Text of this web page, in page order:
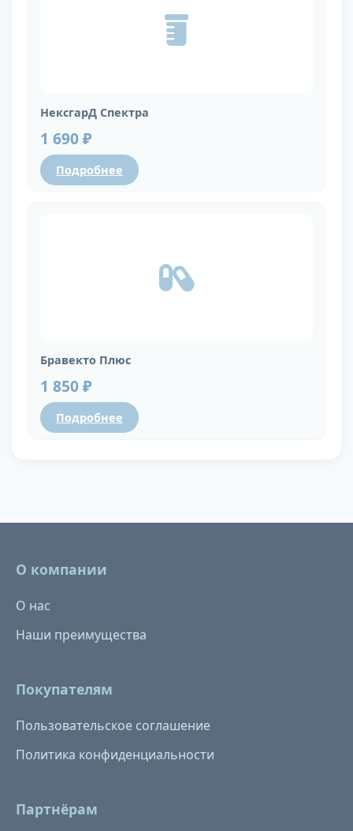
НексгарД Спектра
1 690 ₽
Подробнее
Бравекто Плюс
1 850 ₽
Подробнее
О компании
О нас
Наши преимущества
Покупателям
Пользовательское соглашение
Политика конфиденциальности
Партнёрам